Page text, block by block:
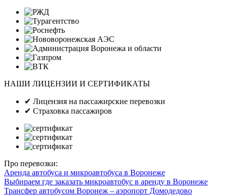
НАШИ ЛИЦЕНЗИИ И СЕРТИФИКАТЫ
✔ Лицензия на пассажирские перевозки
✔ Страховка пассажиров
Про перевозки:
Аренда автобуса и микроавтобуса в Воронеже
Выбираем где заказать микроавтобус в аренду в Воронеже
Трансфер автобусом Воронеж – аэропорт Домодедово